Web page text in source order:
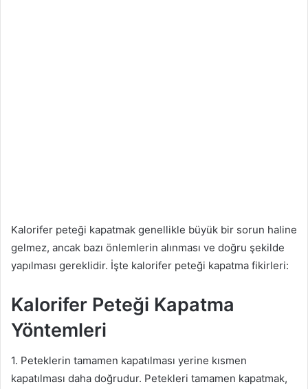
Kalorifer peteği kapatmak genellikle büyük bir sorun haline
gelmez, ancak bazı önlemlerin alınması ve doğru şekilde
yapılması gereklidir. İşte kalorifer peteği kapatma fikirleri:
Kalorifer Peteği Kapatma
Yöntemleri
1. Peteklerin tamamen kapatılması yerine kısmen
kapatılması daha doğrudur. Petekleri tamamen kapatmak,